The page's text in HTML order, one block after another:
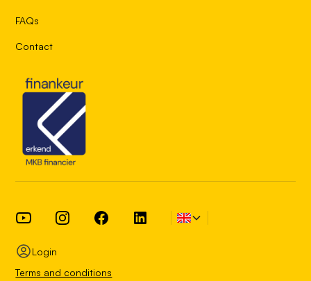
FAQs
Contact
Terms and conditions
Login